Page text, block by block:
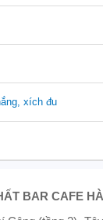
xích đu
BAR CAFE